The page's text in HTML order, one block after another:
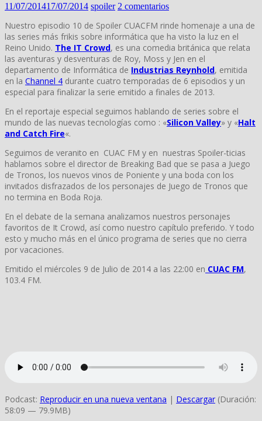
11/07/201417/07/2014 spoiler 2 comentarios
Nuestro episodio 10 de Spoiler CUACFM rinde homenaje a una de
las series más frikis sobre informática que ha visto la luz en el
Reino Unido. The IT Crowd, es una comedia británica que relata
las aventuras y desventuras de Roy, Moss y Jen en el
departamento de Informática de Industrias Reynhold, emitida
en la Channel 4 durante cuatro temporadas de 6 episodios y un
especial para finalizar la serie emitido a finales de 2013.
En el reportaje especial seguimos hablando de series sobre el
mundo de las nuevas tecnologías como : «Silicon Valley» y «Halt
and Catch Fire«.
Seguimos de veranito en CUAC FM y en nuestras Spoiler-ticias
hablamos sobre el director de Breaking Bad que se pasa a Juego
de Tronos, los nuevos vinos de Poniente y una boda con los
invitados disfrazados de los personajes de Juego de Tronos que
no termina en Boda Roja.
En el debate de la semana analizamos nuestros personajes
favoritos de It Crowd, así como nuestro capítulo preferido. Y todo
esto y mucho más en el único programa de series que no cierra
por vacaciones.
Emitido el miércoles 9 de Julio de 2014 a las 22:00 en CUAC FM,
103.4 FM.
Podcast: Reproducir en una nueva ventana | Descargar (Duración:
58:09 — 79.9MB)